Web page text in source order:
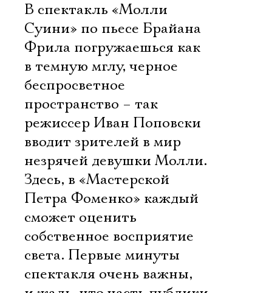
В спектакль «Молли
Суини» по пьесе Брайана
Фрила погружаешься как
в темную мглу, черное
беспросветное
пространство – так
режиссер Иван Поповски
вводит зрителей в мир
незрячей девушки Молли.
Здесь, в «Мастерской
Петра Фоменко» каждый
сможет оценить
собственное восприятие
света. Первые минуты
спектакля очень важны,